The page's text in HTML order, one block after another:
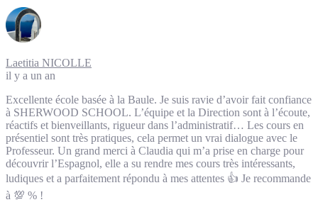
Laetitia NICOLLE
il y a un an
Excellente école basée à la Baule. Je suis ravie d’avoir fait confiance
à SHERWOOD SCHOOL. L’équipe et la Direction sont à l’écoute,
réactifs et bienveillants, rigueur dans l’administratif… Les cours en
présentiel sont très pratiques, cela permet un vrai dialogue avec le
Professeur. Un grand merci à Claudia qui m’a prise en charge pour
découvrir l’Espagnol, elle a su rendre mes cours très intéressants,
ludiques et a parfaitement répondu à mes attentes 👍 Je recommande
à 💯 % !